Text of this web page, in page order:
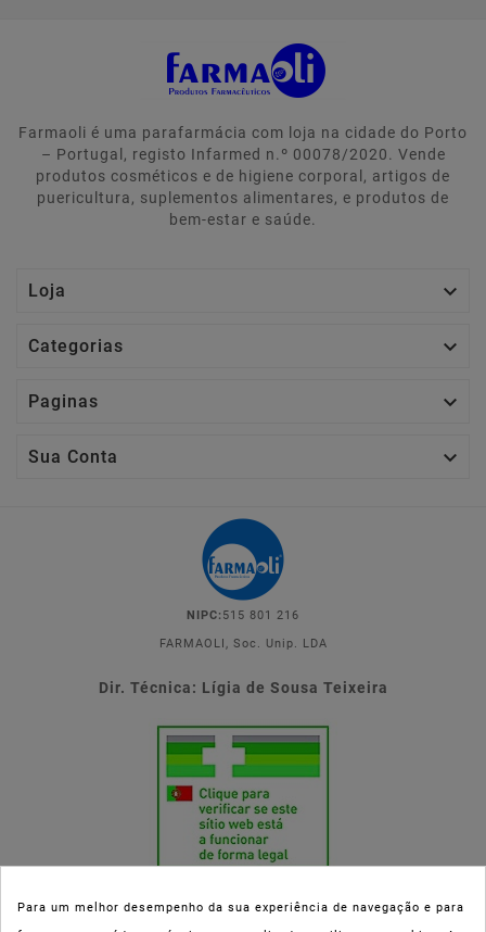
Farmaoli é uma parafarmácia com loja na cidade do Porto
– Portugal, registo Infarmed n.º 00078/2020. Vende
produtos cosméticos e de higiene corporal, artigos de
puericultura, suplementos alimentares, e produtos de
bem-estar e saúde.
Loja 
Categorias 
Paginas 
Sua Conta 
NIPC: 515 801 216
FARMAOLI, Soc. Unip. LDA
Dir. Técnica: Lígia de Sousa Teixeira
Para um melhor desempenho da sua experiência de navegação e para